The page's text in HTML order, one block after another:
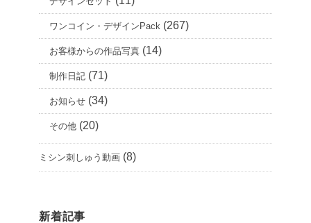
ワンコイン・デザインPack (267)
お客様からの作品写真 (14)
制作日記 (71)
お知らせ (34)
その他 (20)
ミシン刺しゅう動画 (8)
新着記事